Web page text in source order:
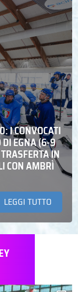
I CONVOCATI
DI EGNA (6-9
IN
CON AMBRÌ
LEGGI TUTTO